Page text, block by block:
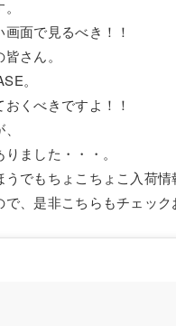
面で見るべき！！
さん。
。
くべきですよ！！
ました・・・。
うでもちょこちょこ入荷情
、是非こちらもチェック